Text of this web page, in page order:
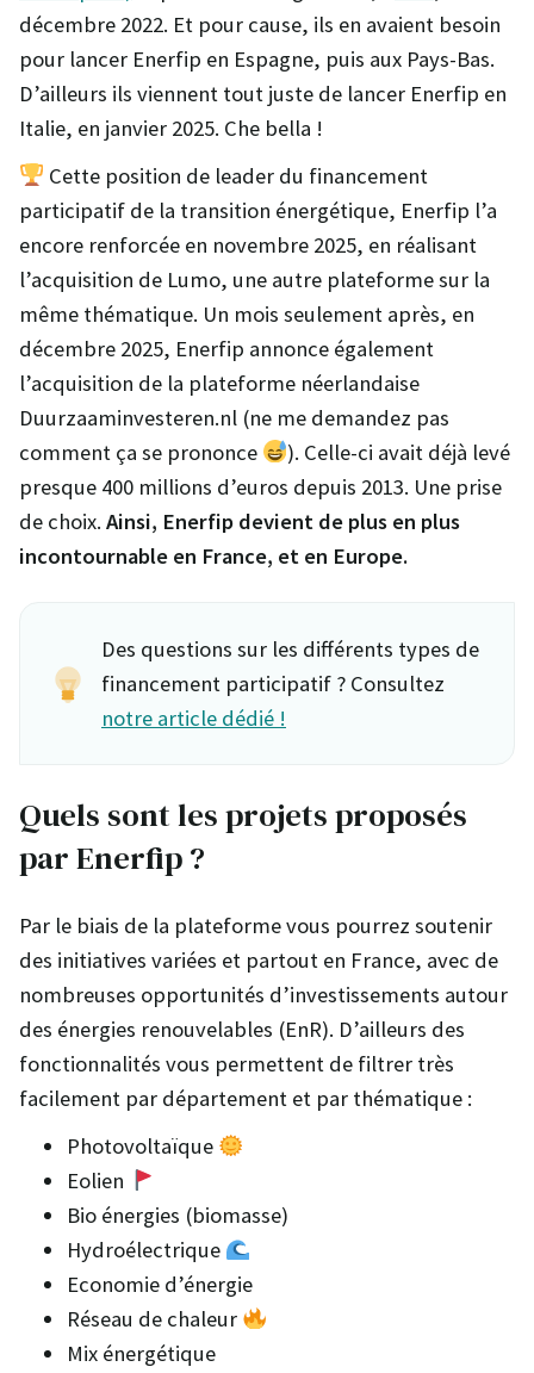
décembre 2022. Et pour cause, ils en avaient besoin
pour lancer Enerfip en Espagne, puis aux Pays-Bas.
D’ailleurs ils viennent tout juste de lancer Enerfip en
Italie, en janvier 2025. Che bella !
Cette position de leader du financement
participatif de la transition énergétique, Enerfip l’a
encore renforcée en novembre 2025, en réalisant
l’acquisition de Lumo, une autre plateforme sur la
même thématique. Un mois seulement après, en
décembre 2025, Enerfip annonce également
l’acquisition de la plateforme néerlandaise
Duurzaaminvesteren.nl (ne me demandez pas
comment ça se prononce
). Celle-ci avait déjà levé
presque 400 millions d’euros depuis 2013. Une prise
de choix. Ainsi, Enerfip devient de plus en plus
incontournable en France, et en Europe.
Des questions sur les différents types de
financement participatif ? Consultez
notre article dédié !
Quels sont les projets proposés
par Enerfip ?
Par le biais de la plateforme vous pourrez soutenir
des initiatives variées et partout en France, avec de
nombreuses opportunités d’investissements autour
des énergies renouvelables (EnR). D’ailleurs des
fonctionnalités vous permettent de filtrer très
facilement par département et par thématique :
Photovoltaïque
Eolien
Bio énergies (biomasse)
Hydroélectrique
Economie d’énergie
Réseau de chaleur
Mix énergétique